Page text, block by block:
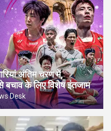
अंतिम चरण में,
बचाव के लिए विशेष इंतजाम
Desk